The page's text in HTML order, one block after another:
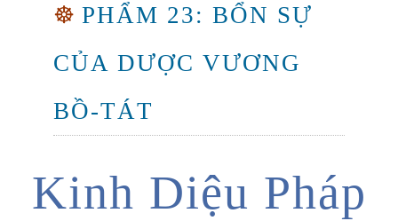
☸ PHẨM 23: BỔN SỰ
CỦA DƯỢC VƯƠNG
BỒ-TÁT
Kinh Diệu Pháp